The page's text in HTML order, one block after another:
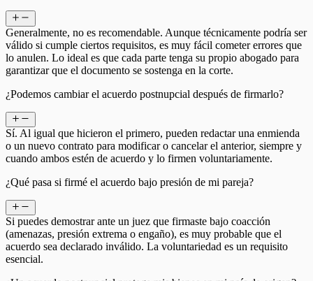
Generalmente, no es recomendable. Aunque técnicamente podría ser
válido si cumple ciertos requisitos, es muy fácil cometer errores que
lo anulen. Lo ideal es que cada parte tenga su propio abogado para
garantizar que el documento se sostenga en la corte.
¿Podemos cambiar el acuerdo postnupcial después de firmarlo?
Sí. Al igual que hicieron el primero, pueden redactar una enmienda
o un nuevo contrato para modificar o cancelar el anterior, siempre y
cuando ambos estén de acuerdo y lo firmen voluntariamente.
¿Qué pasa si firmé el acuerdo bajo presión de mi pareja?
Si puedes demostrar ante un juez que firmaste bajo coacción
(amenazas, presión extrema o engaño), es muy probable que el
acuerdo sea declarado inválido. La voluntariedad es un requisito
esencial.